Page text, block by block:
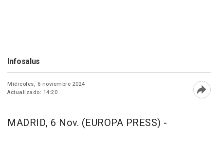
Infosalus
Miércoles, 6 noviembre 2024
Actualizado: 14:20
MADRID, 6 Nov. (EUROPA PRESS) -